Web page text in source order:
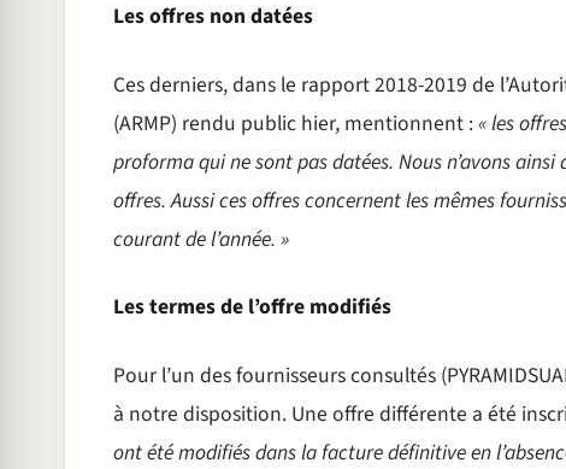
Les offres non datées
Ces derniers, dans le rapport 2018-2019 de
(ARMP) rendu public hier, mentionnent :« les
proforma qui ne sont pas datées. Nous n’avons
offres. Aussi ces offres concernent les mêmes
courant de l’année. »
Les termes de l’offre modifiés
Pour l’un des fournisseurs consultés
à notre disposition. Une offre différente a été
ont été modifiés dans la facture définitive en